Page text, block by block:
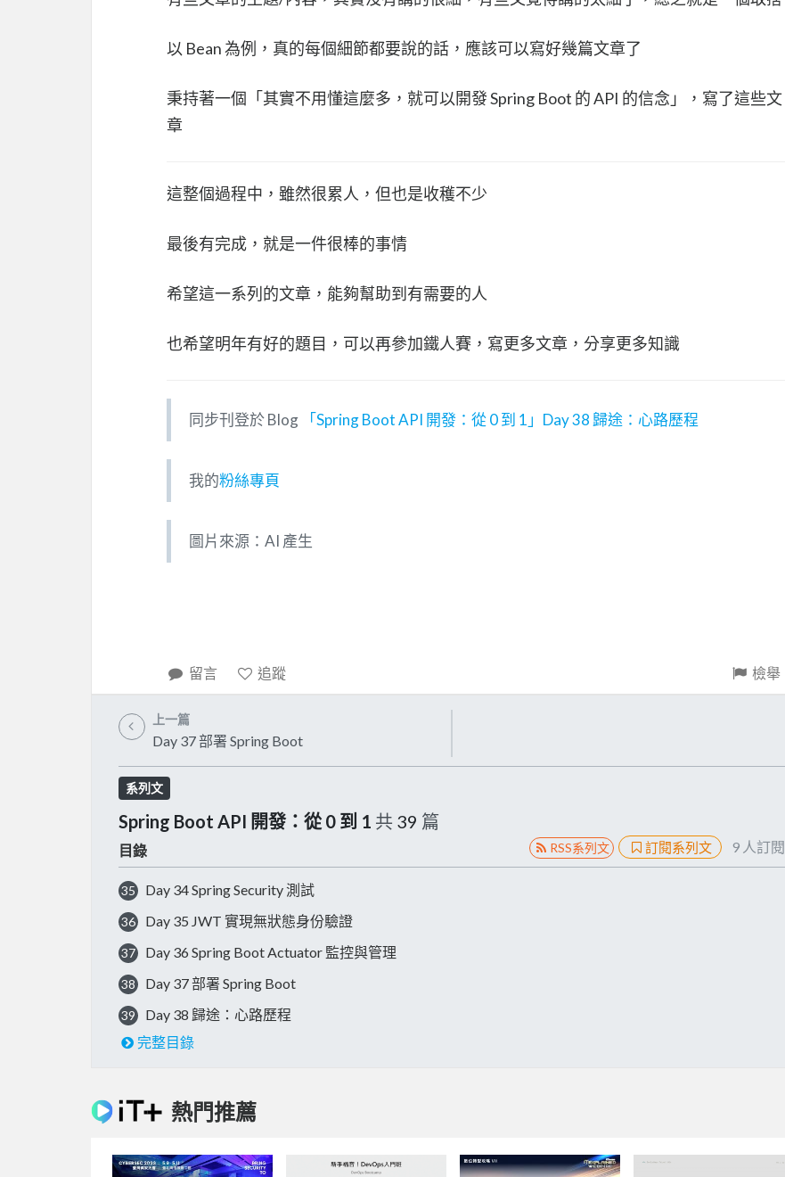
以 Bean 為例，真的每個細節都要說的話，應該可以寫好幾篇文章了
秉持著一個「其實不用懂這麼多，就可以開發 Spring Boot 的 API 的信念」，寫了這些文
章
這整個過程中，雖然很累人，但也是收穫不少
最後有完成，就是一件很棒的事情
希望這一系列的文章，能夠幫助到有需要的人
也希望明年有好的題目，可以再參加鐵人賽，寫更多文章，分享更多知識
同步刊登於 Blog 「Spring Boot API 開發：從 0 到 1」Day 38 歸途：心路歷程
我的粉絲專頁
圖片來源：AI 產生
留言 追蹤 檢舉
上一篇
Day 37 部署 Spring Boot
系列文
Spring Boot API 開發：從 0 到 1 共 39 篇
目錄 RSS系列文 訂閱系列文 9 人訂閱
35 Day 34 Spring Security 測試
36 Day 35 JWT 實現無狀態身份驗證
37 Day 36 Spring Boot Actuator 監控與管理
38 Day 37 部署 Spring Boot
39
Day 38 歸途：心路歷程
完整目錄
熱門推薦